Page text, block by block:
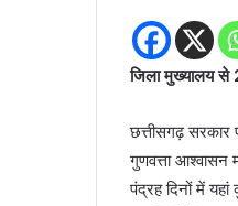
जिला मुख्यालय से
छत्तीसगढ़ सरकार
गुणवत्ता आश्वासन
पंद्रह दिनों में